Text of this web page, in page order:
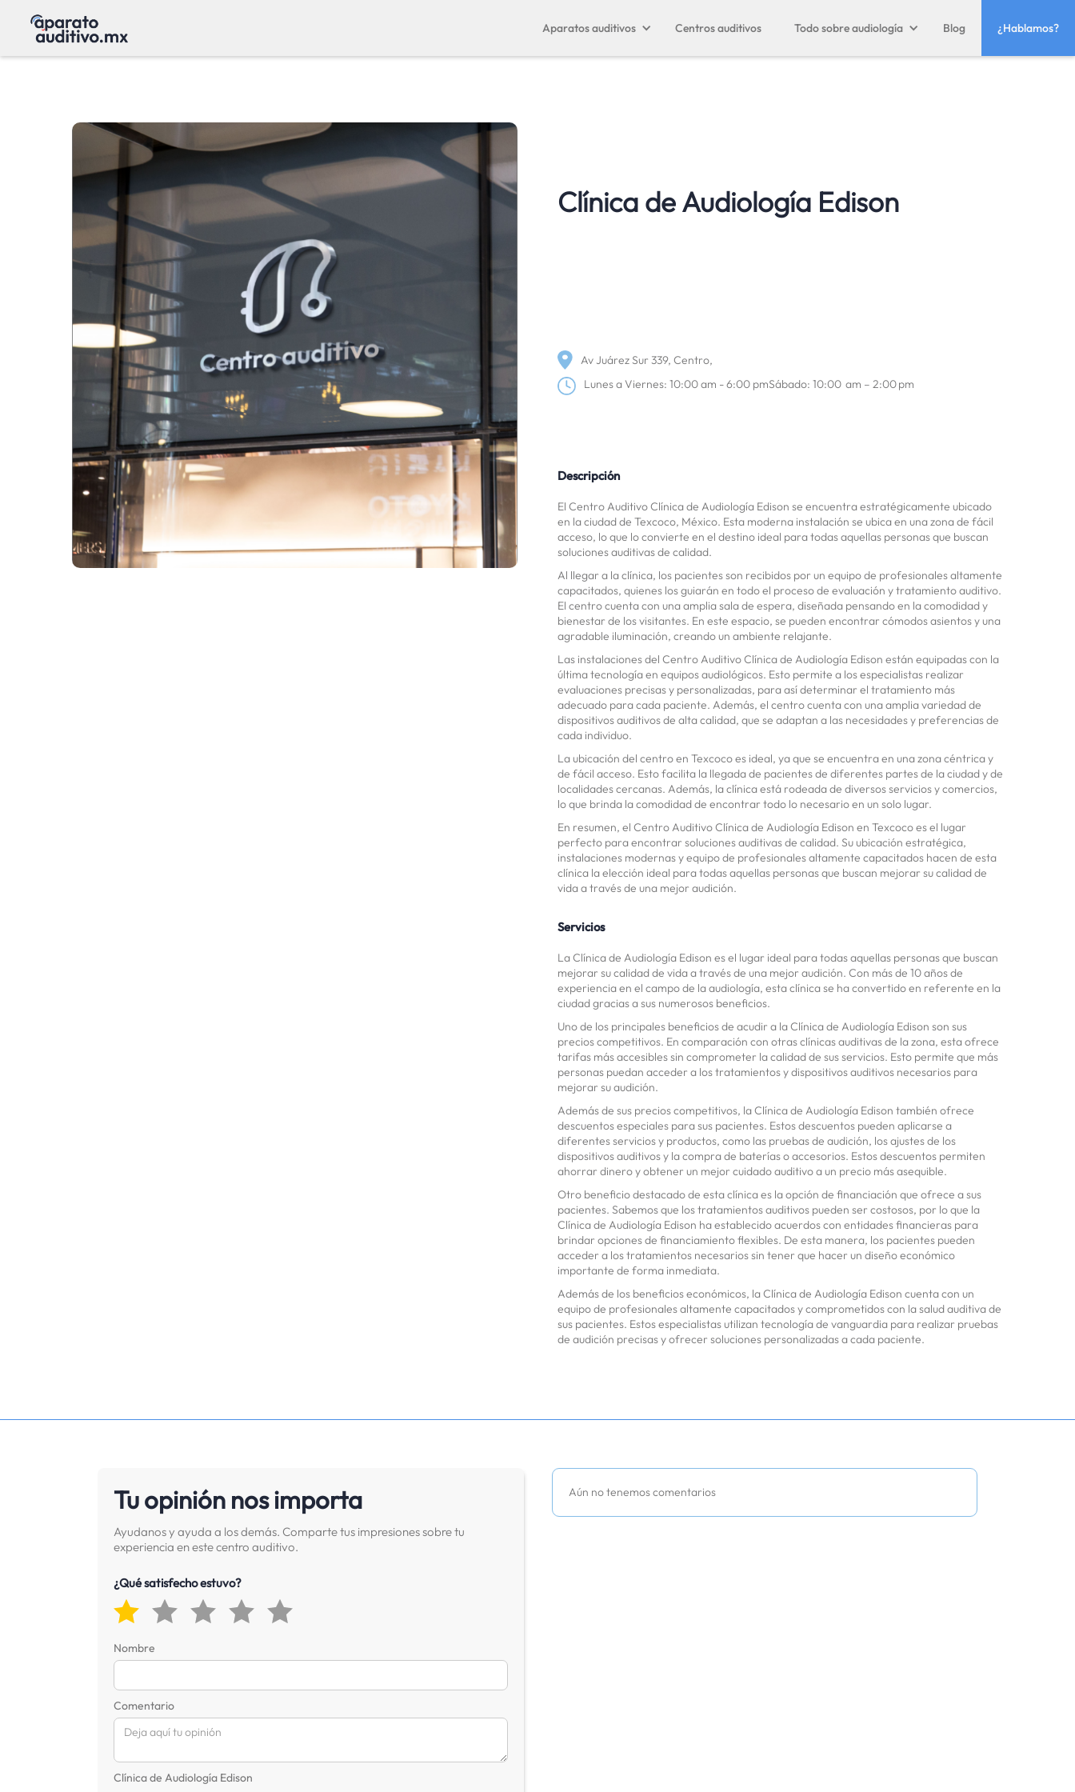
Aparatos auditivos Centros auditivos Todo sobre audiología Blog ¿Hablamos?
Clínica de Audiología Edison
Av Juárez Sur 339, Centro,
Lunes a Viernes: 10:00 am - 6:00 pmSábado: 10:00 am – 2:00 pm
Descripción
El Centro Auditivo Clínica de Audiología Edison se encuentra estratégicamente ubicado
en la ciudad de Texcoco, México. Esta moderna instalación se ubica en una zona de fácil
acceso, lo que lo convierte en el destino ideal para todas aquellas personas que buscan
soluciones auditivas de calidad.
Al llegar a la clínica, los pacientes son recibidos por un equipo de profesionales altamente
capacitados, quienes los guiarán en todo el proceso de evaluación y tratamiento auditivo.
El centro cuenta con una amplia sala de espera, diseñada pensando en la comodidad y
bienestar de los visitantes. En este espacio, se pueden encontrar cómodos asientos y una
agradable iluminación, creando un ambiente relajante.
Las instalaciones del Centro Auditivo Clínica de Audiología Edison están equipadas con la
última tecnología en equipos audiológicos. Esto permite a los especialistas realizar
evaluaciones precisas y personalizadas, para así determinar el tratamiento más
adecuado para cada paciente. Además, el centro cuenta con una amplia variedad de
dispositivos auditivos de alta calidad, que se adaptan a las necesidades y preferencias de
cada individuo.
La ubicación del centro en Texcoco es ideal, ya que se encuentra en una zona céntrica y
de fácil acceso. Esto facilita la llegada de pacientes de diferentes partes de la ciudad y de
localidades cercanas. Además, la clínica está rodeada de diversos servicios y comercios,
lo que brinda la comodidad de encontrar todo lo necesario en un solo lugar.
En resumen, el Centro Auditivo Clínica de Audiología Edison en Texcoco es el lugar
perfecto para encontrar soluciones auditivas de calidad. Su ubicación estratégica,
instalaciones modernas y equipo de profesionales altamente capacitados hacen de esta
clínica la elección ideal para todas aquellas personas que buscan mejorar su calidad de
vida a través de una mejor audición.
Servicios
La Clínica de Audiología Edison es el lugar ideal para todas aquellas personas que buscan
mejorar su calidad de vida a través de una mejor audición. Con más de 10 años de
experiencia en el campo de la audiología, esta clínica se ha convertido en referente en la
ciudad gracias a sus numerosos beneficios.
Uno de los principales beneficios de acudir a la Clínica de Audiología Edison son sus
precios competitivos. En comparación con otras clínicas auditivas de la zona, esta ofrece
tarifas más accesibles sin comprometer la calidad de sus servicios. Esto permite que más
personas puedan acceder a los tratamientos y dispositivos auditivos necesarios para
mejorar su audición.
Además de sus precios competitivos, la Clínica de Audiología Edison también ofrece
descuentos especiales para sus pacientes. Estos descuentos pueden aplicarse a
diferentes servicios y productos, como las pruebas de audición, los ajustes de los
dispositivos auditivos y la compra de baterías o accesorios. Estos descuentos permiten
ahorrar dinero y obtener un mejor cuidado auditivo a un precio más asequible.
Otro beneficio destacado de esta clínica es la opción de financiación que ofrece a sus
pacientes. Sabemos que los tratamientos auditivos pueden ser costosos, por lo que la
Clínica de Audiología Edison ha establecido acuerdos con entidades financieras para
brindar opciones de financiamiento flexibles. De esta manera, los pacientes pueden
acceder a los tratamientos necesarios sin tener que hacer un diseño económico
importante de forma inmediata.
Además de los beneficios económicos, la Clínica de Audiología Edison cuenta con un
equipo de profesionales altamente capacitados y comprometidos con la salud auditiva de
sus pacientes. Estos especialistas utilizan tecnología de vanguardia para realizar pruebas
de audición precisas y ofrecer soluciones personalizadas a cada paciente.
Tu opinión nos importa
Ayudanos y ayuda a los demás. Comparte tus impresiones sobre tu
experiencia en este centro auditivo.
¿Qué satisfecho estuvo?
Nombre
Comentario
Clínica de Audiología Edison
Aún no tenemos comentarios